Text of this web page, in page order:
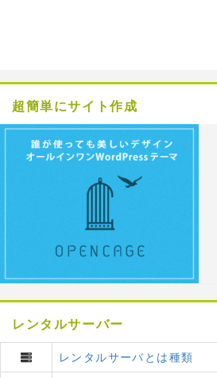
超簡単にサイト作成
レンタルサーバー
レンタルサーバとは種類